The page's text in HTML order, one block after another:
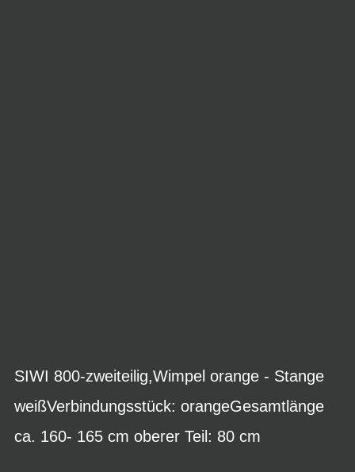
SIWI 800-zweiteilig,Wimpel orange - Stange
weißVerbindungsstück: orangeGesamtlänge
ca. 160- 165 cm oberer Teil: 80 cm